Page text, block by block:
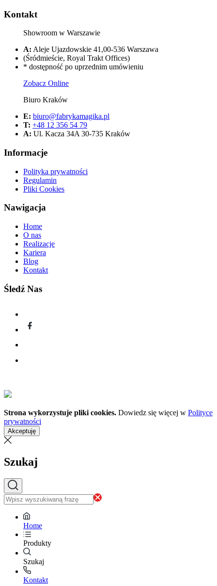
Kontakt
Showroom w Warszawie
A: Aleje Ujazdowskie 41,00-536 Warszawa
(Śródmieście, Royal Trakt Offices)
* dostępność po uprzednim umówieniu
Zobacz Online
Biuro Kraków
E: biuro@fabrykamagika.pl
T: +48 12 356 54 79
A: Ul. Kacza 34A 30-735 Kraków
Informacje
Polityka prywatności
Regulamin
Pliki Cookies
Nawigacja
Home
O nas
Realizacje
Kariera
Blog
Kontakt
Śledź Nas
Strona wykorzystuje pliki cookies. Dowiedz się więcej w Polityce
prywatności
Akceptuję
Szukaj
Home
Produkty
Szukaj
Kontakt